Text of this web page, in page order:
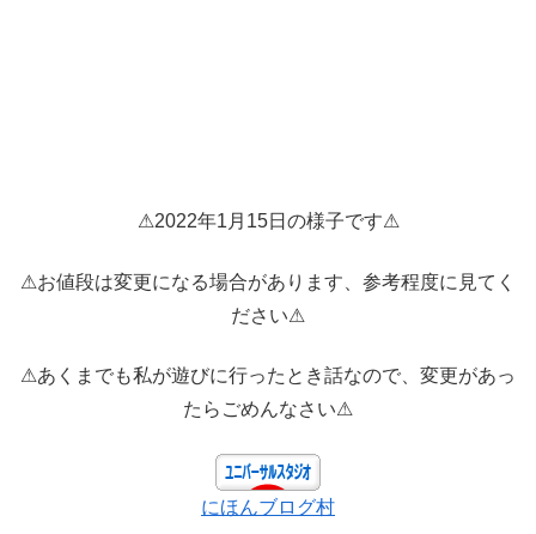
⚠2022年1月15日の様子です⚠
⚠お値段は変更になる場合があります、参考程度に見てく
ださい⚠
⚠あくまでも私が遊びに行ったとき話なので、変更があっ
たらごめんなさい⚠
にほんブログ村